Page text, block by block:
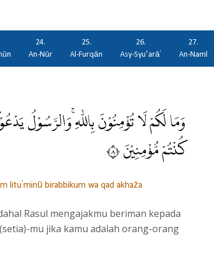
24.
An-Nūr
25.
Al-Furqān
26.
Asy-Syu‘arā'
27.
An-Naml
وَمَا لَكُمْ لَا تُؤْمِنُوْنَ بِاللّٰهِ ۚوَالرَّسُوْلُ
كُنْتُمْ مُّؤْمِنِيْنَ ٨
litu'minū birabbikum wa qad akhaża
Rasul mengajakmu beriman kepada
mu jika kamu adalah orang-orang